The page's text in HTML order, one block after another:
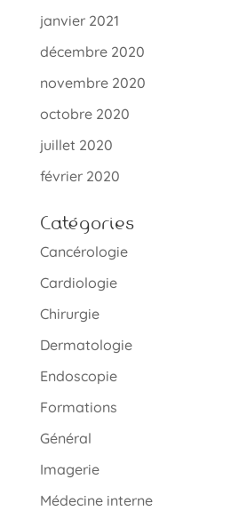
janvier 2021
décembre 2020
novembre 2020
octobre 2020
juillet 2020
février 2020
Catégories
Cancérologie
Cardiologie
Chirurgie
Dermatologie
Endoscopie
Formations
Général
Imagerie
Médecine interne